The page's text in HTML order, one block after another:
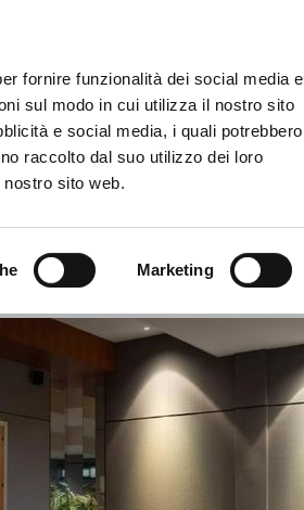
fornire funzionalità dei social media e
sul modo in cui utilizza il nostro sito
e social media, i quali potrebbero
raccolto dal suo utilizzo dei loro
sito web.
Marketing